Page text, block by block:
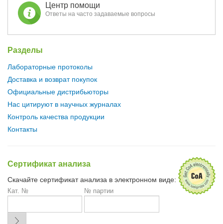
Центр помощи
Ответы на часто задаваемые вопросы
Разделы
Лабораторные протоколы
Доставка и возврат покупок
Официальные дистрибьюторы
Нас цитируют в научных журналах
Контроль качества продукции
Контакты
Сертификат анализа
Скачайте сертификат анализа в электронном виде:
Кат. № № партии